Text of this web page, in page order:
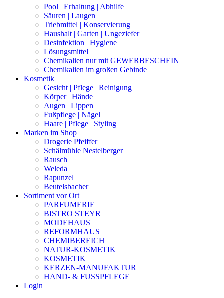
Pool | Erhaltung | Abhilfe
Säuren | Laugen
Triebmittel | Konservierung
Haushalt | Garten | Ungeziefer
Desinfektion | Hygiene
Lösungsmittel
Chemikalien nur mit GEWERBESCHEIN
Chemikalien im großen Gebinde
Kosmetik
Gesicht | Pflege | Reinigung
Körper | Hände
Augen | Lippen
Fußpflege | Nägel
Haare | Pflege | Styling
Marken im Shop
Drogerie Pfeiffer
Schälmühle Nestelberger
Rausch
Weleda
Rapunzel
Beutelsbacher
Sortiment vor Ort
PARFUMERIE
BISTRO STEYR
MODEHAUS
REFORMHAUS
CHEMIBEREICH
NATUR-KOSMETIK
KOSMETIK
KERZEN-MANUFAKTUR
HAND- & FUSSPFLEGE
Login